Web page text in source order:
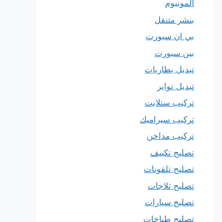
المونيوم
بنشر متنقل
بي ان سبورت
بين سبورت
تبديل بطاريات
تبديل تواير
تركيب ستلايت
تركيب سيراميك
تركيب مداخن
تصليح تكييف
تصليح تلفونات
تصليح ثلاجات
تصليح سيارات
تصليح طباخات